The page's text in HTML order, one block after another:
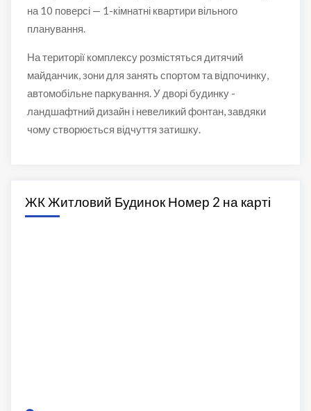
на 10 поверсі — 1-кімнатні квартири вільного
планування.
На території комплексу розмістяться дитячий
майданчик, зони для занять спортом та відпочинку,
автомобільне паркування. У дворі будинку -
ландшафтний дизайн і невеликий фонтан, завдяки
чому створюється відчуття затишку.
ЖК Житловий Будинок Номер 2 на карті